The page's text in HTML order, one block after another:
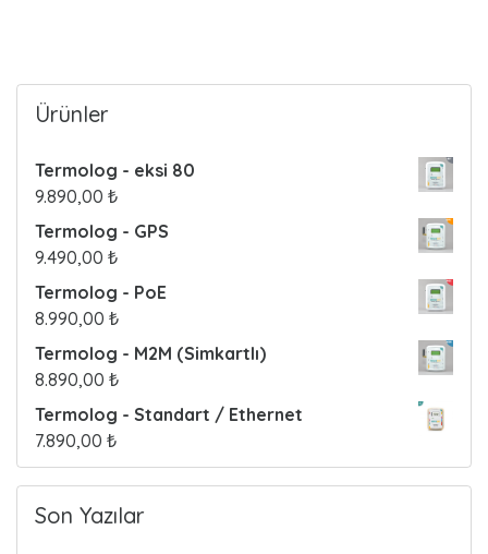
s
s
Ürünler
Termolog - eksi 80
9.890,00 ₺
Termolog - GPS
9.490,00 ₺
Termolog - PoE
8.990,00 ₺
Termolog - M2M (Simkartlı)
8.890,00 ₺
Termolog - Standart / Ethernet
7.890,00 ₺
Son Yazılar